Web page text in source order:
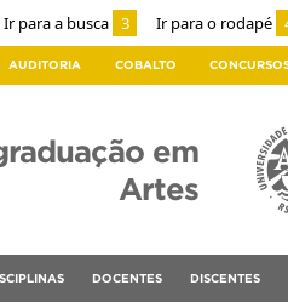
Ir para a busca 3 Ir para o rodapé
AUDITORIA COBALTO
em
Artes
DOCENTES DISCENTES